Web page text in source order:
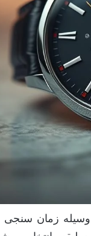
وسیله زمان